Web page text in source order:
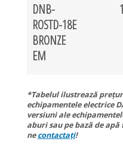
DNB-
ROSTD-18E
BRONZE
EM
*Tabelul ilustrează
echipamentele electrice
versiuni ale
aburi sau pe bază de
necontactați!